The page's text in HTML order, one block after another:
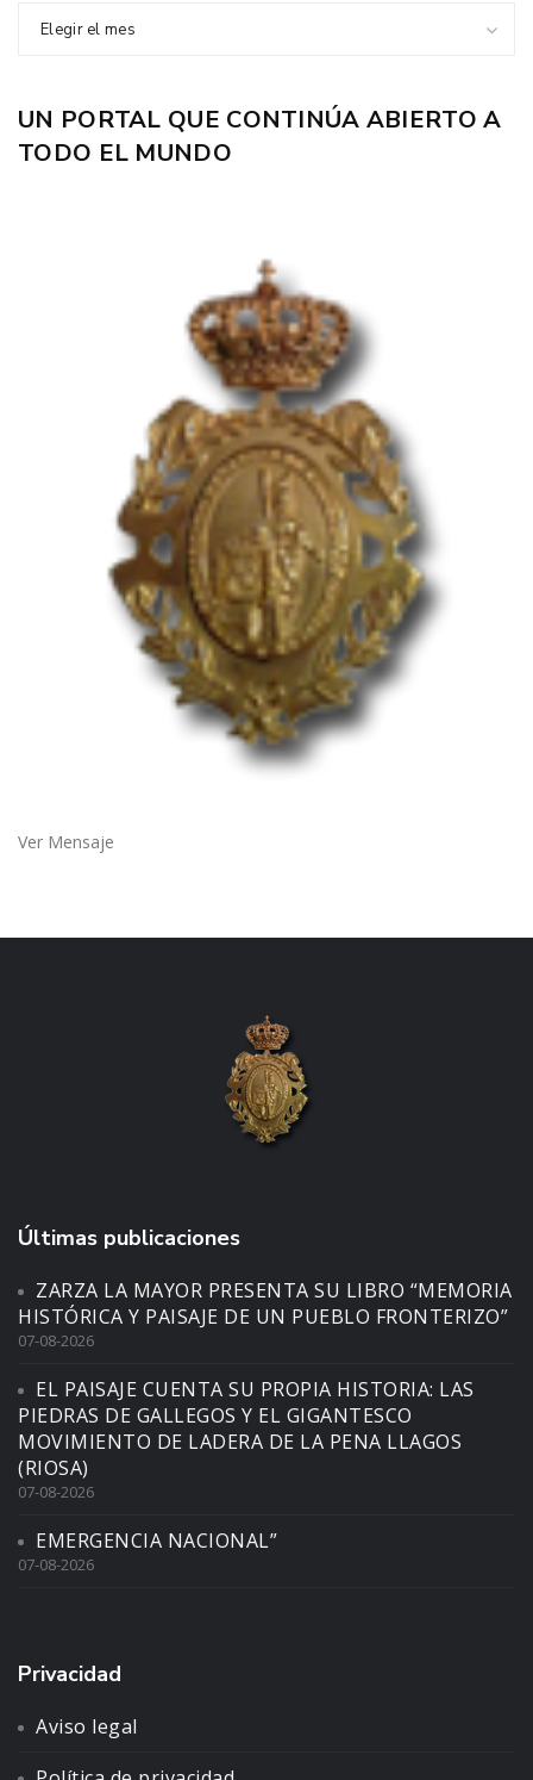
Elegir el mes
UN PORTAL QUE CONTINÚA ABIERTO A
TODO EL MUNDO
Ver Mensaje
Últimas publicaciones
ZARZA LA MAYOR PRESENTA SU LIBRO “MEMORIA
HISTÓRICA Y PAISAJE DE UN PUEBLO FRONTERIZO”
07-08-2026
EL PAISAJE CUENTA SU PROPIA HISTORIA: LAS
PIEDRAS DE GALLEGOS Y EL GIGANTESCO
MOVIMIENTO DE LADERA DE LA PENA LLAGOS
(RIOSA)
07-08-2026
EMERGENCIA NACIONAL”
07-08-2026
Privacidad
Aviso legal